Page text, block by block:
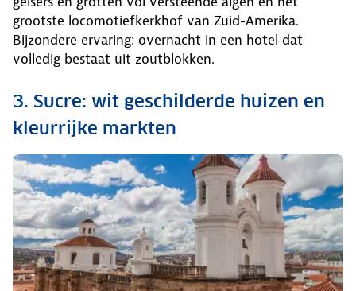
grootste locomotiefkerkhof van Zuid-Amerika.
Bijzondere ervaring: overnacht in een hotel dat
volledig bestaat uit zoutblokken.
3. Sucre: wit geschilderde huizen en
kleurrijke markten